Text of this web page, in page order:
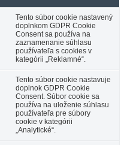
Tento súbor cookie nastavený
doplnkom GDPR Cookie
Consent sa používa na
zaznamenanie súhlasu
používateľa s cookies v
kategórii „Reklamné“.
Tento súbor cookie nastavuje
doplnok GDPR Cookie
Consent. Súbor cookie sa
používa na uloženie súhlasu
používateľa pre súbory
cookie v kategórii
„Analytické“.